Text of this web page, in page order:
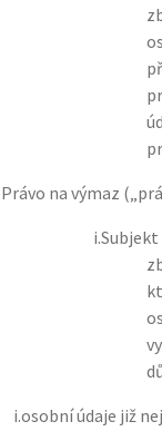
Právo na výmaz
i.Subjekt
i.osobní údaje již